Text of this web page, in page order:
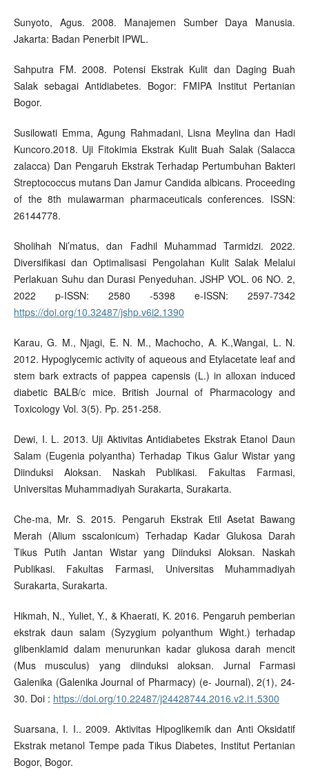
Sunyoto, Agus. 2008. Manajemen Sumber Daya Manusia.
Jakarta: Badan Penerbit IPWL.
Sahputra FM. 2008. Potensi Ekstrak Kulit dan Daging Buah
Salak sebagai Antidiabetes. Bogor: FMIPA Institut Pertanian
Bogor.
Susilowati Emma, Agung Rahmadani, Lisna Meylina dan Hadi
Kuncoro.2018. Uji Fitokimia Ekstrak Kulit Buah Salak (Salacca
zalacca) Dan Pengaruh Ekstrak Terhadap Pertumbuhan Bakteri
Streptococcus mutans Dan Jamur Candida albicans. Proceeding
of the 8th mulawarman pharmaceuticals conferences. ISSN:
26144778.
Sholihah Ni’matus, dan Fadhil Muhammad Tarmidzi. 2022.
Diversifikasi dan Optimalisasi Pengolahan Kulit Salak Melalui
Perlakuan Suhu dan Durasi Penyeduhan. JSHP VOL. 06 NO. 2,
2022 p-ISSN: 2580 -5398 e-ISSN: 2597-7342
https://doi.org/10.32487/jshp.v6i2.1390
Karau, G. M., Njagi, E. N. M., Machocho, A. K.,Wangai, L. N.
2012. Hypoglycemic activity of aqueous and Etylacetate leaf and
stem bark extracts of pappea capensis (L.) in alloxan induced
diabetic BALB/c mice. British Journal of Pharmacology and
Toxicology Vol. 3(5). Pp. 251-258.
Dewi, I. L. 2013. Uji Aktivitas Antidiabetes Ekstrak Etanol Daun
Salam (Eugenia polyantha) Terhadap Tikus Galur Wistar yang
Diinduksi Aloksan. Naskah Publikasi. Fakultas Farmasi,
Universitas Muhammadiyah Surakarta, Surakarta.
Che-ma, Mr. S. 2015. Pengaruh Ekstrak Etil Asetat Bawang
Merah (Alium sscalonicum) Terhadap Kadar Glukosa Darah
Tikus Putih Jantan Wistar yang Diinduksi Aloksan. Naskah
Publikasi. Fakultas Farmasi, Universitas Muhammadiyah
Surakarta, Surakarta.
Hikmah, N., Yuliet, Y., & Khaerati, K. 2016. Pengaruh pemberian
ekstrak daun salam (Syzygium polyanthum Wight.) terhadap
glibenklamid dalam menurunkan kadar glukosa darah mencit
(Mus musculus) yang diinduksi aloksan. Jurnal Farmasi
Galenika (Galenika Journal of Pharmacy) (e- Journal), 2(1), 24-
30. Doi : https://doi.org/10.22487/j24428744.2016.v2.i1.5300
Suarsana, I. I.. 2009. Aktivitas Hipoglikemik dan Anti Oksidatif
Ekstrak metanol Tempe pada Tikus Diabetes, Institut Pertanian
Bogor, Bogor.